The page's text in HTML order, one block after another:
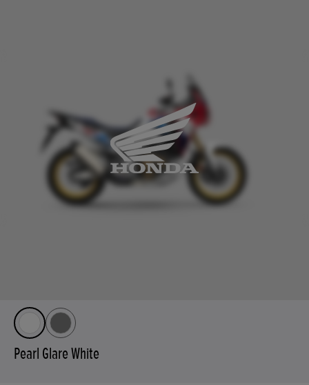
Pearl Glare White